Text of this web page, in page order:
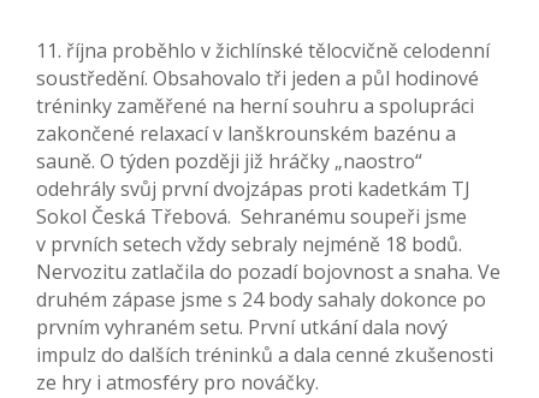
11. října proběhlo v žichlínské tělocvičně celodenní
soustředění. Obsahovalo tři jeden a půl hodinové
tréninky zaměřené na herní souhru a spolupráci
zakončené relaxací v lanškrounském bazénu a
sauně. O týden později již hráčky „naostro“
odehrály svůj první dvojzápas proti kadetkám TJ
Sokol Česká Třebová. Sehranému soupeři jsme
v prvních setech vždy sebraly nejméně 18 bodů.
Nervozitu zatlačila do pozadí bojovnost a snaha. Ve
druhém zápase jsme s 24 body sahaly dokonce po
prvním vyhraném setu. První utkání dala nový
impulz do dalších tréninků a dala cenné zkušenosti
ze hry i atmosféry pro nováčky.